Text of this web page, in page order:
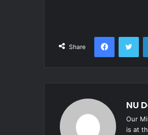
Share
Facebook
NU
Our
is at